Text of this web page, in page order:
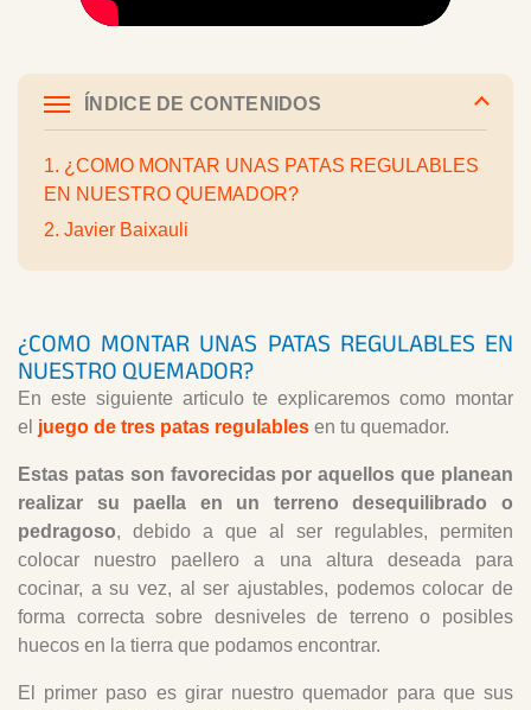
ÍNDICE DE CONTENIDOS
1. ¿COMO MONTAR UNAS PATAS REGULABLES
EN NUESTRO QUEMADOR?
2. Javier Baixauli
¿COMO MONTAR UNAS PATAS REGULABLES EN
NUESTRO QUEMADOR?
En este siguiente articulo te explicaremos como montar
el juego de tres patas regulables en tu quemador.
Estas patas son favorecidas por aquellos que planean
realizar su paella en un terreno desequilibrado o
pedragoso, debido a que al ser regulables, permiten
colocar nuestro paellero a una altura deseada para
cocinar, a su vez, al ser ajustables, podemos colocar de
forma correcta sobre desniveles de terreno o posibles
huecos en la tierra que podamos encontrar.
El primer paso es girar nuestro quemador para que sus